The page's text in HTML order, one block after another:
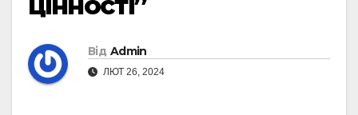
Від Admin
ЛЮТ 26, 2024